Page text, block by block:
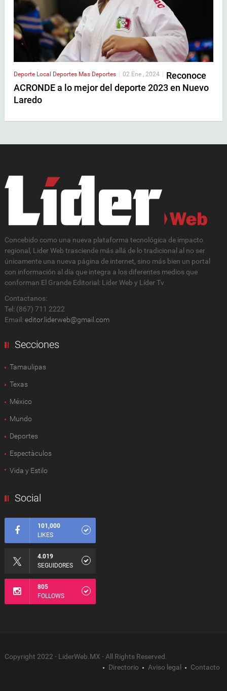
Deporte Local Deportes Mas Deportes 02 Ene , 2024
Reconoce
ACRONDE a lo mejor del deporte 2023 en Nuevo
Laredo
Concebido como una nueva plataforma tecnológica de impacto
regional, Lider Web trasciende más allá de lo tradicional al no ser
únicamente una nueva página de internet, sino más bien un portal
con información al día que integra a los diferentes medios que
conforman El Grande Editorial: Líder Web y Líder Tv
Contactanos:
Tel: (867) 711 2222
Email: editor.liderweb@gmail.com
Secciones
Tamaulipas
Texas
México
Mundo
Deportes
Espectàculos
Vida y Estilo
Social
101,000
LIKES
4.019
SEGUIDORES
805
FOLLOWS
Copyright 2022 - LiderWeb.MX - All Rights Reserved.
Directorio
Aviso legal Contacto